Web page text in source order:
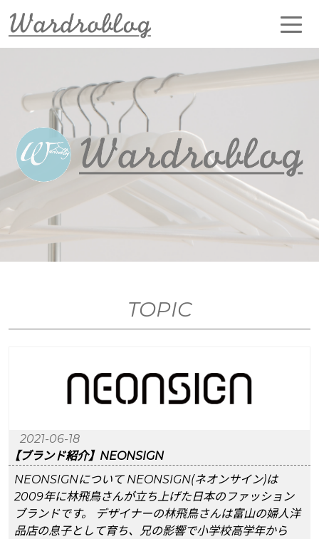
TOPIC
2021-06-18
【ブランド紹介】NEONSIGN
NEONSIGNについて NEONSIGN(ネオンサイン)は
2009年に林飛鳥さんが立ち上げた日本のファッション
ブランドです。 デザイナーの林飛鳥さんは富山の婦人洋
品店の息子として育ち、兄の影響で小学校高学年から